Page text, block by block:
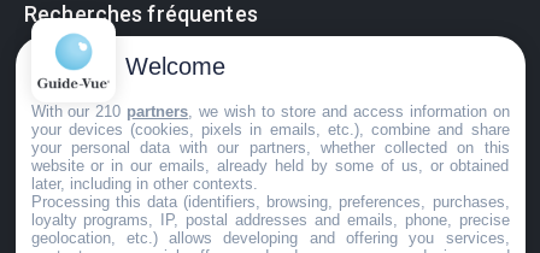
Recherches fréquentes
Pathologies adultes
Signes d'une urgence ophtalmologique
La vision
Acuité visuelle
Myosis / mydriase
Œdème oculaire
Welcome
With our 210 partners , we wish to store and access information on
your devices (cookies, pixels in emails, etc.), combine and share
your personal data with our partners, whether collected on this
website or in our emails, already held by some of us, or obtained
later, including in other contexts.
Processing this data (identifiers, browsing, preferences, purchases,
loyalty programs, IP, postal addresses and emails, phone, precise
geolocation, etc.) allows developing and offering you services,